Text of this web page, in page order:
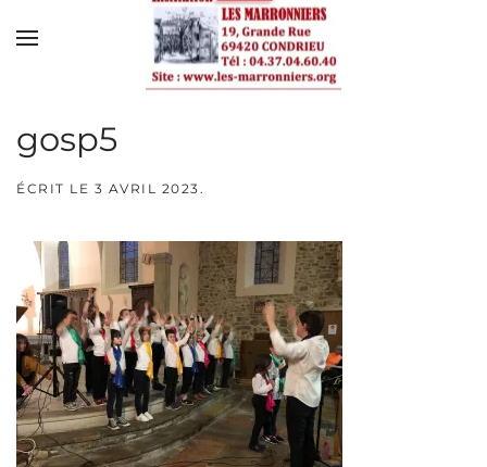
Skip to main content
gosp5
ÉCRIT LE 3 AVRIL 2023.